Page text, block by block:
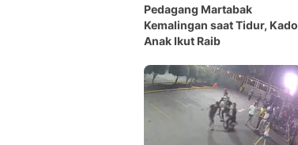
Pedagang Martabak
Kemalingan saat Tidur, Kado
Anak Ikut Raib